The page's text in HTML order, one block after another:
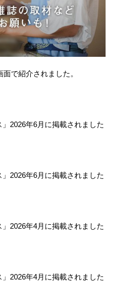
で紹介されました。
」2026年6月に掲載されました
」2026年6月に掲載されました
」2026年4月に掲載されました
」2026年4月に掲載されました